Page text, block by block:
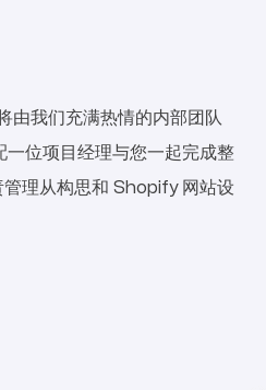
由我们充满热情的内部团队
位项目经理与您一起完成整
理从构思和 Shopify 网站设